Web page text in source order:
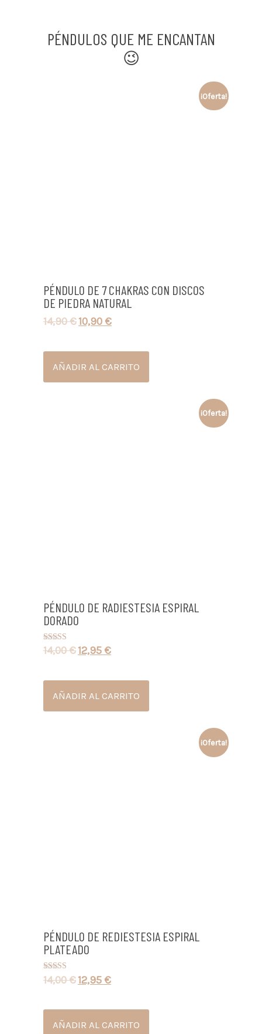
PÉNDULOS QUE ME ENCANTAN
😉
¡Oferta!
PÉNDULO DE 7 CHAKRAS CON DISCOS
DE PIEDRA NATURAL
14,90€10,90 €
AÑADIR AL CARRITO
¡Oferta!
PÉNDULO DE RADIESTESIA ESPIRAL
DORADO
Valorado con
5.00
14,00€12,95 €
AÑADIR AL CARRITO
¡Oferta!
PÉNDULO DE REDIESTESIA ESPIRAL
PLATEADO
Valorado con
5.00
14,00€12,95 €
AÑADIR AL CARRITO